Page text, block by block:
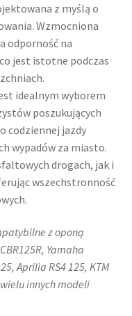
z myślą o
Wzmocniona
odporność na
jest istotne podczas
idealnym wyborem
poszukujących
codziennej jazdy
wypadów za miasto.
drogach, jak i
wszechstronność
z oponą
Yamaha
Aprilia RS4 125, KTM
innych modeli